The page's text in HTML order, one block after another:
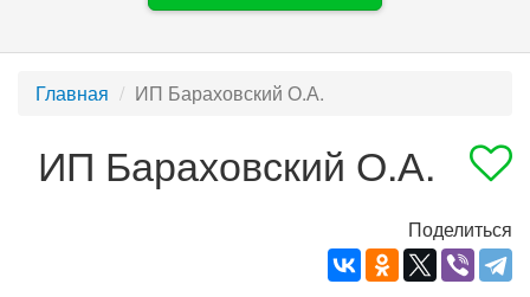
Главная ИП Бараховский О.А.
ИП Бараховский О.А.
Поделиться